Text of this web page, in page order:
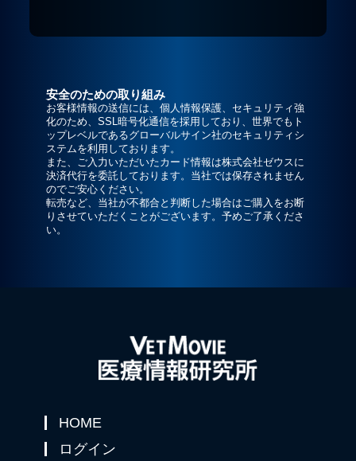
安全のための取り組み
お客様情報の送信には、個人情報保護、セキュリティ強
化のため、SSL暗号化通信を採用しており、世界でもト
ップレベルであるグローバルサイン社のセキュリティシ
ステムを利用しております。
また、ご入力いただいたカード情報は株式会社ゼウスに
決済代行を委託しております。当社では保存されません
のでご安心ください。
転売など、当社が不都合と判断した場合はご購入をお断
りさせていただくことがございます。予めご了承くださ
い。
HOME
ログイン